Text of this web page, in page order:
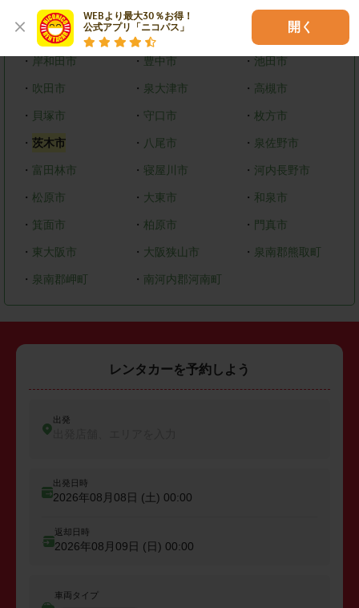
WEBより最大30％お得！
公式アプリ「ニコパス」
開く
その他市区町村
・ 岸和田市 ・ 豊中市 ・ 池田市
・ 吹田市 ・ 泉大津市 ・ 高槻市
・ 貝塚市 ・ 守口市 ・枚方市
・ 茨木市 ・ 八尾市 ・ 泉佐野市
・ 富田林市 ・ 寝屋川市 ・ 河内長野市
・ 松原市 ・ 大東市 ・ 和泉市
・ 箕面市 ・ 柏原市 ・ 門真市
・ 東大阪市 ・ 大阪狭山市 ・ 泉南郡熊取町
・ 泉南郡岬町 ・ 南河内郡河南町
レンタカーを予約しよう
出発
出発日時
2026年08月08日 (土) 00:00
返却日時
2026年08月09日 (日) 00:00
車両タイプ